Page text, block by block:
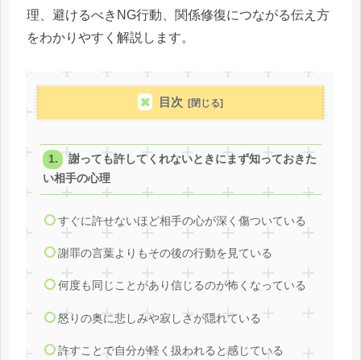
理、避けるべきNG行動、関係修復につながる伝え方
をわかりやすく解説します。
目次
謝っても許してくれないときにまず知っておきた
い相手の心理
すぐに許せないほど相手の心が深く傷ついている
謝罪の言葉よりもその後の行動を見ている
何度も同じことがあり信じるのが怖くなっている
怒りの奥に悲しみや寂しさが隠れている
許すことで自分が軽く扱われると感じている